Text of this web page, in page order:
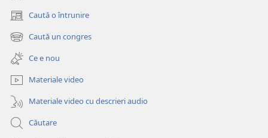
Caută o întrunire
(se
deschide
o
fereastră
nouă)
Caută un congres
(se
deschide
o
fereastră
nouă)
Ce e nou
Materiale video
Materiale video cu descrieri audio
Căutare